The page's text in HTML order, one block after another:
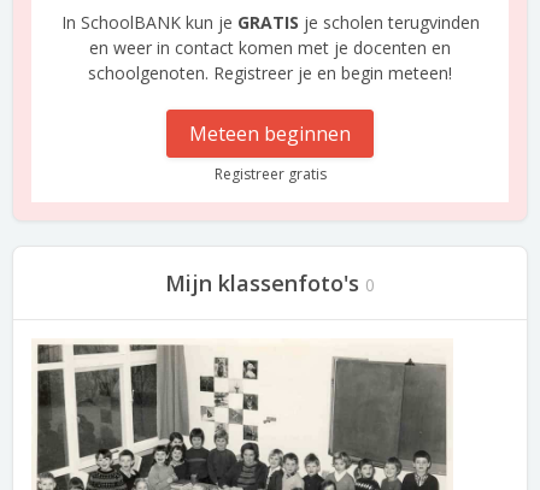
In SchoolBANK kun je GRATIS je scholen terugvinden
en weer in contact komen met je docenten en
schoolgenoten. Registreer je en begin meteen!
Meteen beginnen
Registreer gratis
Mijn klassenfoto's 0